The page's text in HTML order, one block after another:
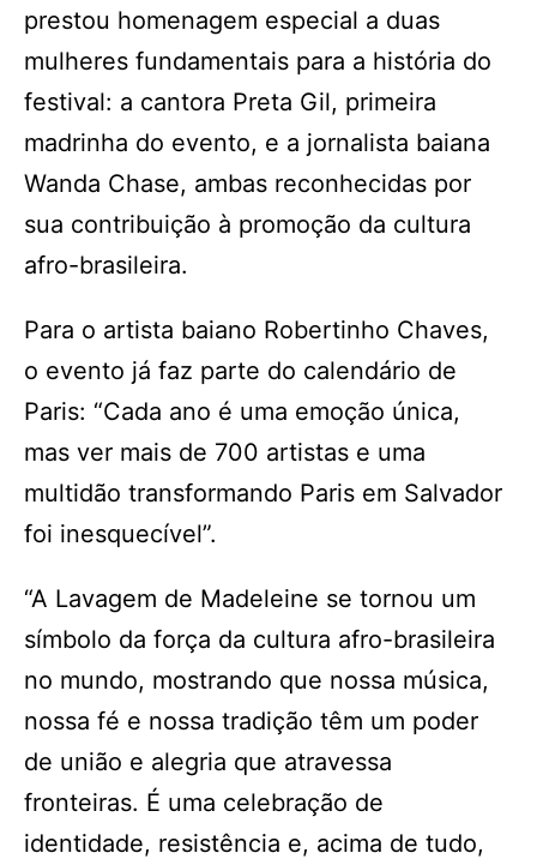
prestou homenagem especial a duas
mulheres fundamentais para a história do
festival: a cantora Preta Gil, primeira
madrinha do evento, e a jornalista baiana
Wanda Chase, ambas reconhecidas por
sua contribuição à promoção da cultura
afro-brasileira.
Para o artista baiano Robertinho Chaves,
o evento já faz parte do calendário de
Paris: “Cada ano é uma emoção única,
mas ver mais de 700 artistas e uma
multidão transformando Paris em Salvador
foi inesquecível”.
“A Lavagem de Madeleine se tornou um
símbolo da força da cultura afro-brasileira
no mundo, mostrando que nossa música,
nossa fé e nossa tradição têm um poder
de união e alegria que atravessa
fronteiras. É uma celebração de
identidade, resistência e, acima de tudo,